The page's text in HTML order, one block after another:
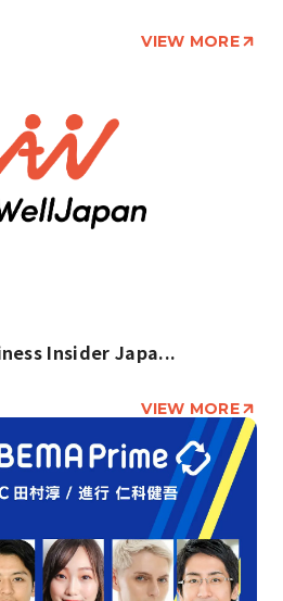
VIEW MORE
Insider Japa...
VIEW MORE